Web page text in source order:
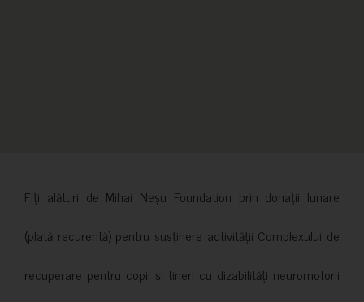
Fiți alături de Mihai Neșu Foundation prin donații lunare
(plată recurentă) pentru susținere activității Complexului de
recuperare pentru copii și tineri cu dizabilități neuromotorii